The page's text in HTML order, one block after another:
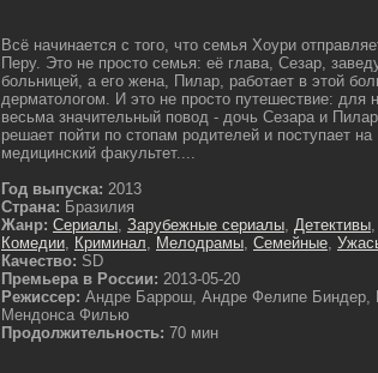
Всё начинается с того, что семья Хоури
Перу. Это не просто семья: её глава, Сезар,
больницей, а его жена, Пилар, работает в этой
дерматологом. И это не просто путешествие: для
весьма значительный повод - дочь Сезара и
решает пойти по стопам родителей и поступает на
медицинский факультет....
Год выпуска: 2013
Страна: Бразилия
Жанр: Сериалы, Зарубежные сериалы, Детективы,
Комедии, Криминал, Мелодрамы, Семейные,
Качество: SD
Премьера в России: 2013-05-20
Режиссер: Андре Баррош, Андре Фелипе Биндер,
Мендонса Филью
Продолжительность: 70 мин